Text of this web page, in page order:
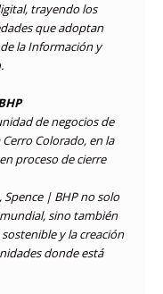
trayendo los
que adoptan
la Información y
de negocios de
Colorado, en la
proceso de cierre
Spence | BHP no solo
sino también
y la creación
donde está